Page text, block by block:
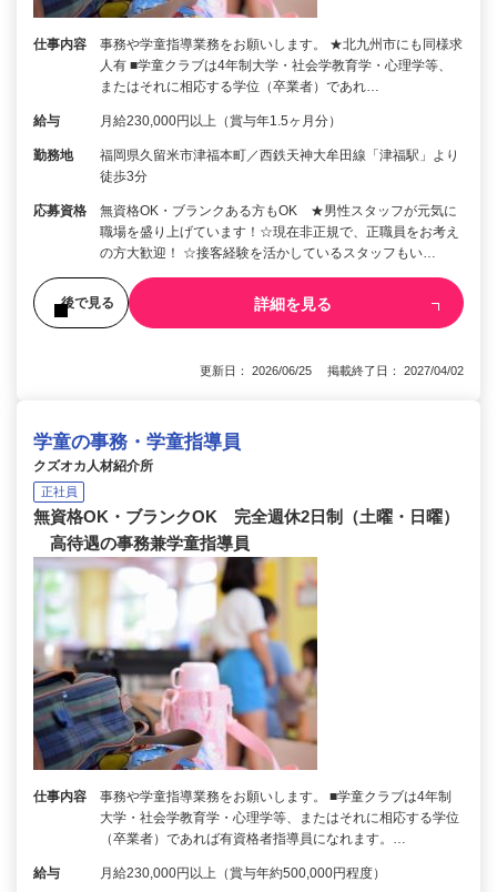
仕事内容
事務や学童指導業務をお願いします。 ★北九州市にも同様求
人有 ■学童クラブは4年制大学・社会学教育学・心理学等、
またはそれに相応する学位（卒業者）であれ…
給与 月給230,000円以上（賞与年1.5ヶ月分）
勤務地
福岡県久留米市津福本町／西鉄天神大牟田線「津福駅」より
徒歩3分
応募資格
無資格OK・ブランクある方もOK ★男性スタッフが元気に
職場を盛り上げています！☆現在非正規で、正職員をお考え
の方大歓迎！ ☆接客経験を活かしているスタッフもい…
後で見る 詳細を見る
更新日： 2026/06/25 掲載終了日： 2027/04/02
学童の事務・学童指導員
クズオカ人材紹介所
正社員
無資格OK・ブランクOK 完全週休2日制（土曜・日曜）
高待遇の事務兼学童指導員
仕事内容
事務や学童指導業務をお願いします。 ■学童クラブは4年制
大学・社会学教育学・心理学等、またはそれに相応する学位
（卒業者）であれば有資格者指導員になれます。…
給与 月給230,000円以上（賞与年約500,000円程度）